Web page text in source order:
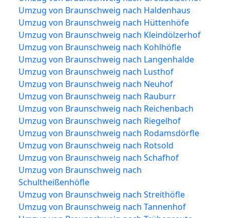
Umzug von Braunschweig nach Haldenhaus
Umzug von Braunschweig nach Hüttenhöfe
Umzug von Braunschweig nach Kleindölzerhof
Umzug von Braunschweig nach Kohlhöfle
Umzug von Braunschweig nach Langenhalde
Umzug von Braunschweig nach Lusthof
Umzug von Braunschweig nach Neuhof
Umzug von Braunschweig nach Rauburr
Umzug von Braunschweig nach Reichenbach
Umzug von Braunschweig nach Riegelhof
Umzug von Braunschweig nach Rodamsdörfle
Umzug von Braunschweig nach Rotsold
Umzug von Braunschweig nach Schafhof
Umzug von Braunschweig nach
Schultheißenhöfle
Umzug von Braunschweig nach Streithöfle
Umzug von Braunschweig nach Tannenhof